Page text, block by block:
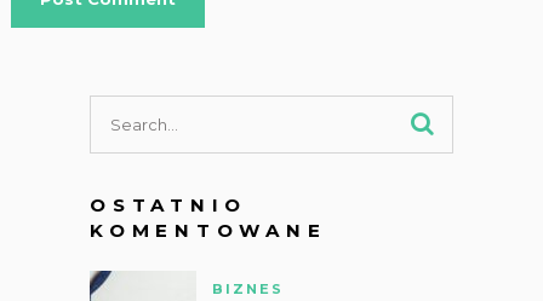
OSTATNIO
KOMENTOWANE
BIZNES